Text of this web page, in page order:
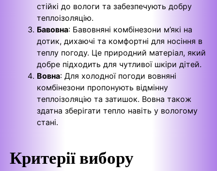
стійкі до вологи та забезпечують добру
теплоізоляцію.
Бавовна: Бавовняні комбінезони м’які на
дотик, дихаючі та комфортні для носіння в
теплу погоду. Це природний матеріал, який
добре підходить для чутливої шкіри дітей.
Вовна: Для холодної погоди вовняні
комбінезони пропонують відмінну
теплоізоляцію та затишок. Вовна також
здатна зберігати тепло навіть у вологому
стані.
Критерії вибору